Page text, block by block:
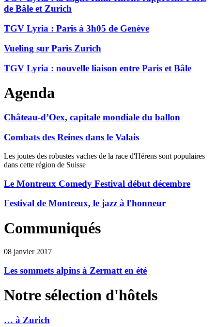
de Bâle et Zurich
TGV Lyria : Paris à 3h05 de Genève
Vueling sur Paris Zurich
TGV Lyria : nouvelle liaison entre Paris et Bâle
Agenda
Château-d’Oex, capitale mondiale du ballon
Combats des Reines dans le Valais
Les joutes des robustes vaches de la race d'Hérens sont populaires
dans cette région de Suisse
Le Montreux Comedy Festival début décembre
Festival de Montreux, le jazz à l'honneur
Communiqués
08 janvier 2017
Les sommets alpins à Zermatt en été
Notre sélection d'hôtels
… à Zurich